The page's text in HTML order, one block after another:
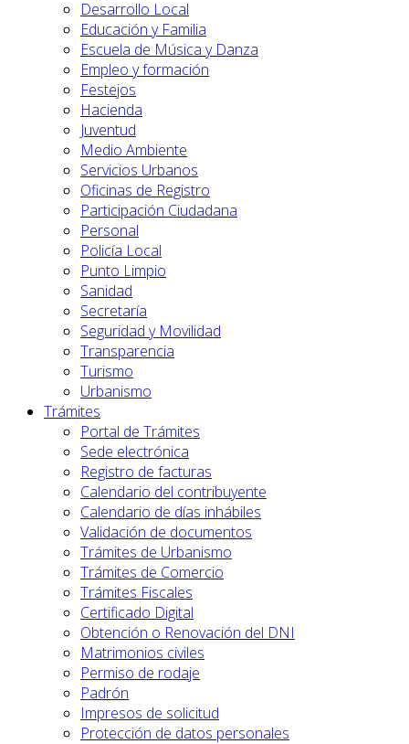
Desarrollo Local
Educación y Familia
Escuela de Música y Danza
Empleo y formación
Festejos
Hacienda
Juventud
Medio Ambiente
Servicios Urbanos
Oficinas de Registro
Participación Ciudadana
Personal
Policía Local
Punto Limpio
Sanidad
Secretaría
Seguridad y Movilidad
Transparencia
Turismo
Urbanismo
Trámites
Portal de Trámites
Sede electrónica
Registro de facturas
Calendario del contribuyente
Calendario de días inhábiles
Validación de documentos
Trámites de Urbanismo
Trámites de Comercio
Trámites Fiscales
Certificado Digital
Obtención o Renovación del DNI
Matrimonios civiles
Permiso de rodaje
Padrón
Impresos de solicitud
Protección de datos personales